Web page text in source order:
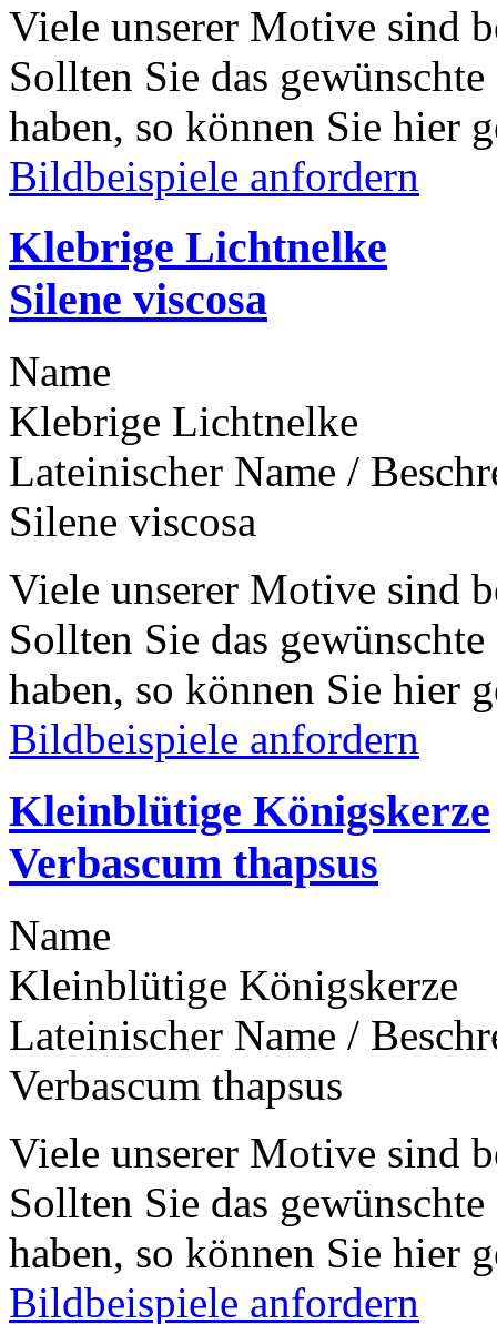
Viele unserer Motive sind
Sollten Sie das
haben, so können Sie hier
Bildbeispiele anfordern
Klebrige Lichtnelke
Silene viscosa
Name
Klebrige Lichtnelke
Lateinischer Name /
Silene viscosa
Viele unserer Motive sind
Sollten Sie das
haben, so können Sie hier
Bildbeispiele anfordern
Kleinblütige Königskerze
Verbascum thapsus
Name
Kleinblütige Königskerze
Lateinischer Name /
Verbascum thapsus
Viele unserer Motive sind
Sollten Sie das
haben, so können Sie hier
Bildbeispiele anfordern